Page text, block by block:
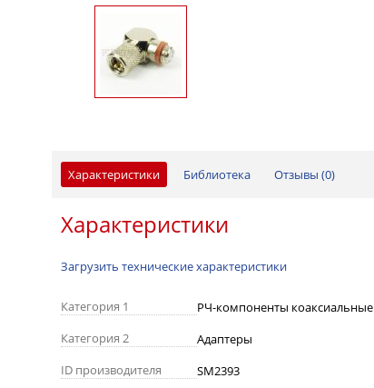
Характеристики Библиотека Отзывы (0)
Характеристики
Загрузить технические характеристики
Категория 1
РЧ-компоненты коаксиальные
Категория 2
Адаптеры
ID производителя
SM2393